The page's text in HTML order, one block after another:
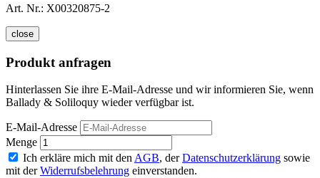
Art. Nr.: X00320875-2
close
Produkt anfragen
Hinterlassen Sie ihre E-Mail-Adresse und wir informieren Sie, wenn
Ballady & Soliloquy wieder verfügbar ist.
E-Mail-Adresse
Menge
Ich erkläre mich mit den AGB, derDatenschutzerklärung sowie
mit derWiderrufsbelehrung einverstanden.